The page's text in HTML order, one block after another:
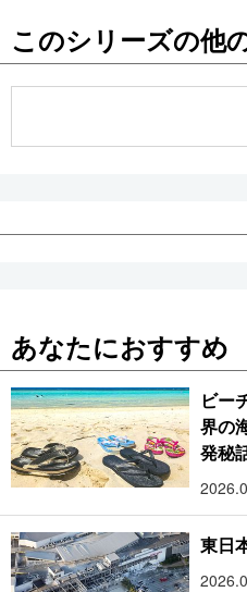
お知らせ
このシリーズの他
あなたにおすすめ
ビー
界の
発秘
東日